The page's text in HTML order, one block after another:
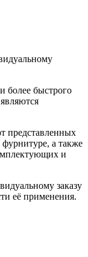
более быстрого
представленных
фурнитуре, а также
и
заказу
её применения.